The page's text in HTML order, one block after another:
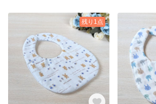
残り1点